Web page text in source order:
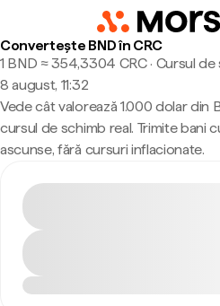
Convertește BND în CRC
1 BND ≈ 354,3304 CRC · Cursul
8 august, 11:32
Vede cât valorează 1.000 dolar din
cursul de schimb real. Trimite bani
ascunse, fără cursuri inflacionate.